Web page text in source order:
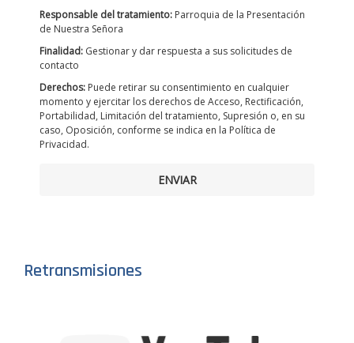
Responsable del tratamiento: Parroquia de la Presentación
de Nuestra Señora
Finalidad: Gestionar y dar respuesta a sus solicitudes de
contacto
Derechos: Puede retirar su consentimiento en cualquier
momento y ejercitar los derechos de Acceso, Rectificación,
Portabilidad, Limitación del tratamiento, Supresión o, en su
caso, Oposición, conforme se indica en la Política de
Privacidad.
ENVIAR
Retransmisiones